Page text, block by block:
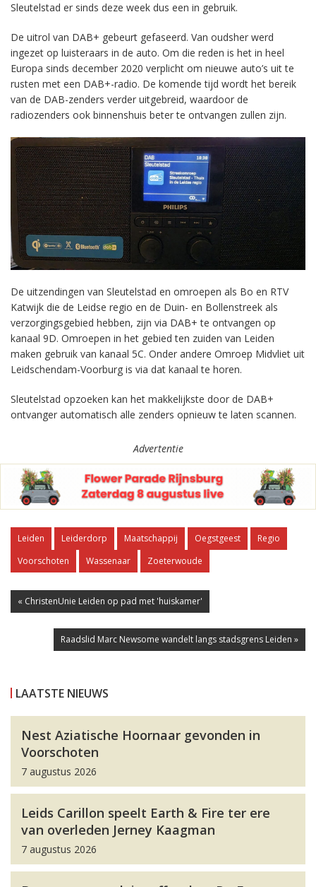
Sleutelstad er sinds deze week dus een in gebruik.
De uitrol van DAB+ gebeurt gefaseerd. Van oudsher werd
ingezet op luisteraars in de auto. Om die reden is het in heel
Europa sinds december 2020 verplicht om nieuwe auto’s uit te
rusten met een DAB+-radio. De komende tijd wordt het bereik
van de DAB-zenders verder uitgebreid, waardoor de
radiozenders ook binnenshuis beter te ontvangen zullen zijn.
De uitzendingen van Sleutelstad en omroepen als Bo en RTV
Katwijk die de Leidse regio en de Duin- en Bollenstreek als
verzorgingsgebied hebben, zijn via DAB+ te ontvangen op
kanaal 9D. Omroepen in het gebied ten zuiden van Leiden
maken gebruik van kanaal 5C. Onder andere Omroep Midvliet uit
Leidschendam-Voorburg is via dat kanaal te horen.
Sleutelstad opzoeken kan het makkelijkste door de DAB+
ontvanger automatisch alle zenders opnieuw te laten scannen.
Advertentie
Leiden Leiderdorp Maatschappij Oegstgeest
Regio
Voorschoten
Wassenaar Zoeterwoude
« ChristenUnie Leiden op pad met 'huiskamer'
Raadslid Marc Newsome wandelt langs stadsgrens Leiden »
LAATSTE NIEUWS
Nest Aziatische Hoornaar gevonden in
Voorschoten
7 augustus 2026
Leids Carillon speelt Earth & Fire ter ere
van overleden Jerney Kaagman
7 augustus 2026